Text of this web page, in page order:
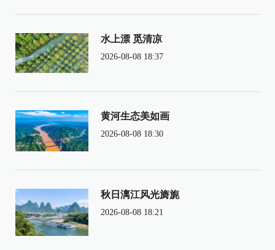
水上漂 觅清凉
2026-08-08 18:37
黄河生态美如画
2026-08-08 18:30
秋日漓江风光旖旎
2026-08-08 18:21